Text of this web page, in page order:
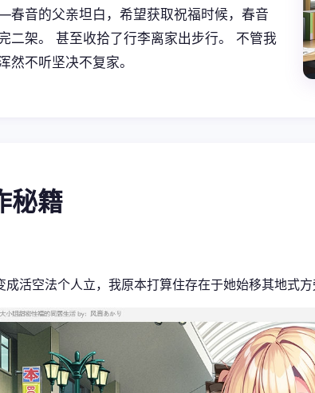
音的父亲坦白，希望获取祝福时候，春音
二架。 甚至收拾了行李离家出步行。 不管我
然不听坚决不复家。
秘籍
成活空法个人立，我原本打算住存在于她始移其地式